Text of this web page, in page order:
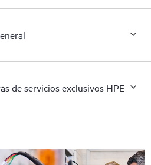
de servicios exclusivos HPE